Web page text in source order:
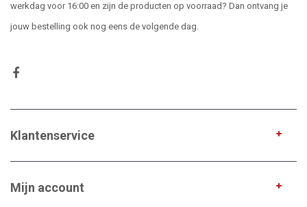
werkdag voor 16:00 en zijn de producten op voorraad? Dan ontvang je
jouw bestelling ook nog eens de volgende dag.
Klantenservice
Mijn account